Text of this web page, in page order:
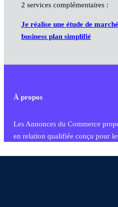
2 services complémentaires :
Je réalise une étude de marché
business plan simplifié
À propos
Les Annonces du Commerce
en relation qualifiée conçu pour
commercial et les collectivités